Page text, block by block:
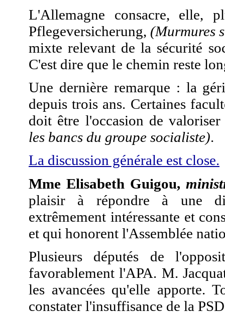
L'Allemagne consacre, elle,
Pflegeversicherung, (Murmures
mixte relevant de la sécurité
C'est dire que le chemin reste
Une dernière remarque : la
depuis trois ans. Certaines
doit être l'occasion de
les bancs du groupe socialiste).
La discussion générale est close.
Mme Elisabeth Guigou,
plaisir à répondre à une
extrêmement intéressante et
et qui honorent l'Assemblée
Plusieurs députés de
favorablement l'APA. M.
les avancées qu'elle apporte.
constater l'insuffisance de la